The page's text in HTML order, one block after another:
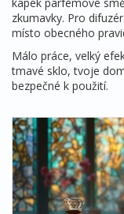
zkumavky. Pro
místo obecného
Málo práce, velký
tmavé sklo, tvoje
bezpečné k použití.